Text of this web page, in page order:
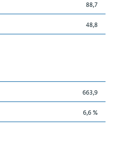
88,7
48,8
663,9
6,6 %